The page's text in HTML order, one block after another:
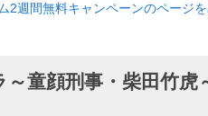
2週間無料キャンペーンのページ
～童顔刑事・柴田竹